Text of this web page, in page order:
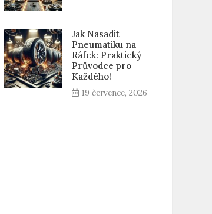
Jak Nasadit
Pneumatiku na
Ráfek: Praktický
Průvodce pro
Každého!
19 července, 2026